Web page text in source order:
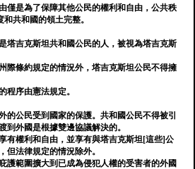
僅是為了保障其他公民的權利和自由，公共秩
共和國的領土完整。
塔吉克斯坦共和國公民的人，被視為塔吉克斯
際條約規定的情況外，塔吉克斯坦公民不得擁
程序由憲法規定。
的公民受到國家的保護。共和國公民不得被引
到外國是根據雙邊協議解決的。
有權利和自由，並享有與塔吉克斯坦[這些]公
但法律規定的情況除外。
護範圍擴大到已成為侵犯人權的受害者的外國